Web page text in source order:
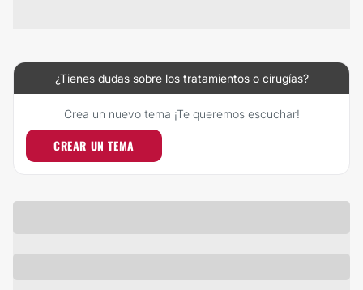
¿Tienes dudas sobre los tratamientos o cirugías?
Crea un nuevo tema ¡Te queremos escuchar!
CREAR UN TEMA